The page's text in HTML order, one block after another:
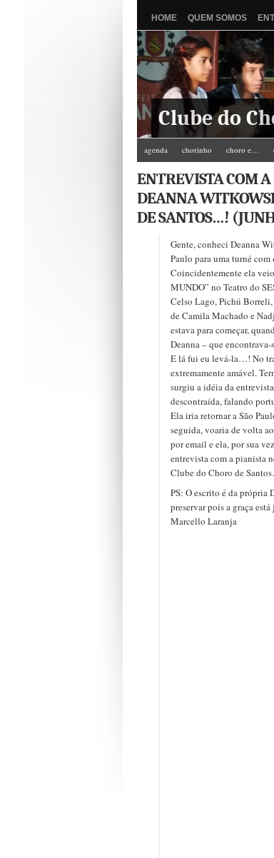
HOME QUEM SOMOS
Clube do
agenda chorinho choro e…
Zé do Camarim
ENTREVISTA COM
DEANNA
DE SANTOS…!
Gente, conheci Deanna
Paulo para uma turné
Coincidentemente ela
MUNDO” no Teatro do
Celso Lago, Pichú
de Camila Machado e
estava para começar,
Deanna – que encontrava-
E lá fui eu levá-la…! No
extremamente amável.
surgiu a idéia da
descontraída, falando
Ela iria retornar a São
seguida, voaria de volta
por email e ela, por sua
entrevista com a pianista
Clube do Choro de Santos.
PS: O escrito é da própria
preservar pois a graça
Marcello Laranja